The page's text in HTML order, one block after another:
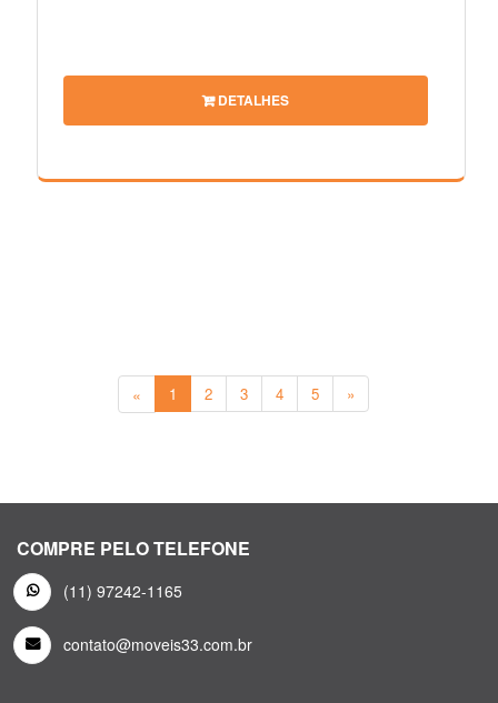
DETALHES
« 1 2 3 4 5 »
COMPRE PELO TELEFONE
(11) 97242-1165
contato@moveis33.com.br